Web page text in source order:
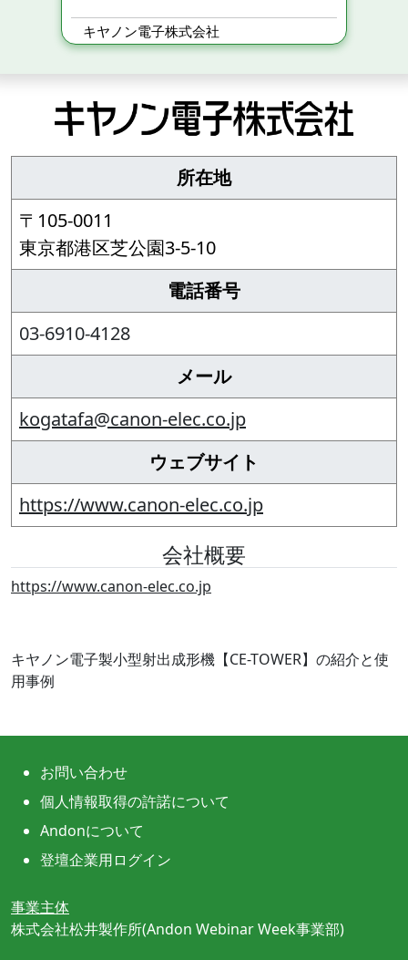
キヤノン電子株式会社
所在地
〒105-0011
東京都港区芝公園3-5-10
電話番号
03-6910-4128
メール
kogatafa@canon-elec.co.jp
ウェブサイト
https://www.canon-elec.co.jp
会社概要
https://www.canon-elec.co.jp
キヤノン電子製小型射出成形機【CE-TOWER】の紹介と使
用事例
お問い合わせ
個人情報取得の許諾について
Andonについて
登壇企業用ログイン
事業主体
株式会社松井製作所(Andon Webinar Week事業部)